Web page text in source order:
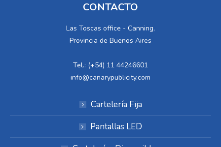
CONTACTO
Las Toscas office - Canning,
Provincia de Buenos Aires
Tel.: (+54) 11 44246601
info@canarypublicity.com
Cartelería Fija
Pantallas LED